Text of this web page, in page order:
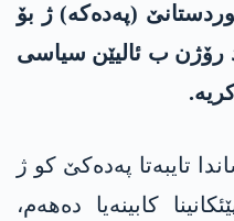
(په‌ده‌كه‌) ژ بۆ
رۆژن ب ئالیێن سیاسی
تایبەتا په‌ده‌كێ کو ژ
کابینەیا دەهەم،